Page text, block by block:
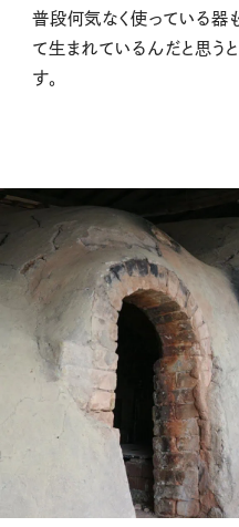
普段何気なく使っている器
て生まれているんだと思う
す。